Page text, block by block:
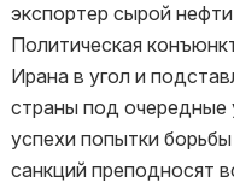
экспортер сырой
Политическая
Ирана в угол и
страны под очередные
успехи попытки
санкций преподносят